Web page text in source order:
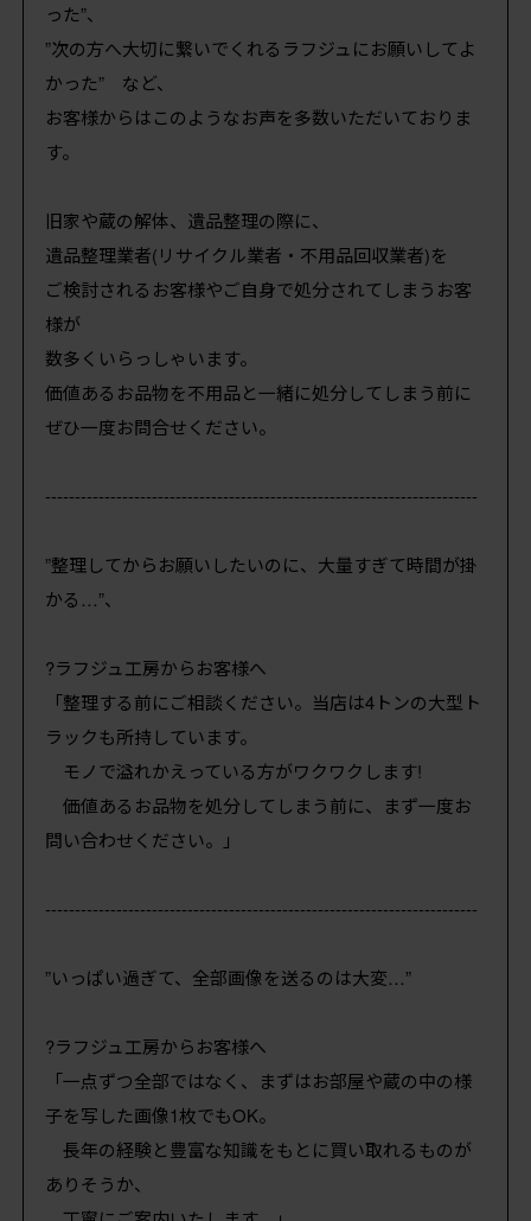
った”、
”次の方へ大切に繋いでくれるラフジュにお願いしてよ
かった” など、
お客様からはこのようなお声を多数いただいておりま
す。
旧家や蔵の解体、遺品整理の際に、
遺品整理業者(リサイクル業者・不用品回収業者)を
ご検討されるお客様やご自身で処分されてしまうお客
様が
数多くいらっしゃいます。
価値あるお品物を不用品と一緒に処分してしまう前に
ぜひ一度お問合せください。
-------------------------------------------------------------------------
”整理してからお願いしたいのに、大量すぎて時間が掛
かる…”、
?ラフジュ工房からお客様へ
「整理する前にご相談ください。当店は4トンの大型ト
ラックも所持しています。
モノで溢れかえっている方がワクワクします!
価値あるお品物を処分してしまう前に、まず一度お
問い合わせください。」
-------------------------------------------------------------------------
”いっぱい過ぎて、全部画像を送るのは大変…”
?ラフジュ工房からお客様へ
「一点ずつ全部ではなく、まずはお部屋や蔵の中の様
子を写した画像1枚でもOK。
長年の経験と豊富な知識をもとに買い取れるものが
ありそうか、